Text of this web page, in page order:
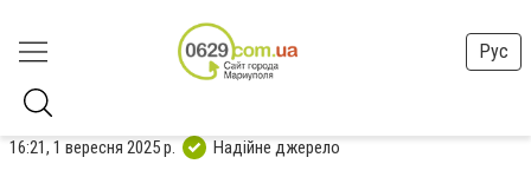
Рус
16:21, 1 вересня 2025 р. Надійне джерело